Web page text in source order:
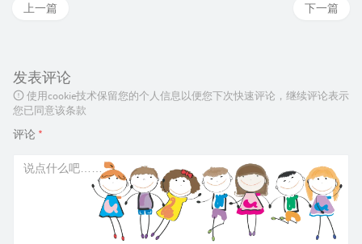
下一篇
上一篇
发表评论
使用cookie技术保留您的个人信息以便您下次快速评论，继续评论表示
您已同意该条款
评论 *